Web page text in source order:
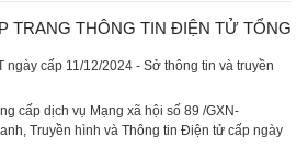
TRANG THÔNG TIN ĐIỆN TỬ TỔNG
ngày cấp 11/12/2024 - Sở thông tin và truyền
cấp dịch vụ Mạng xã hội số 89 /GXN-
Truyền hình và Thông tin Điện tử cấp ngày